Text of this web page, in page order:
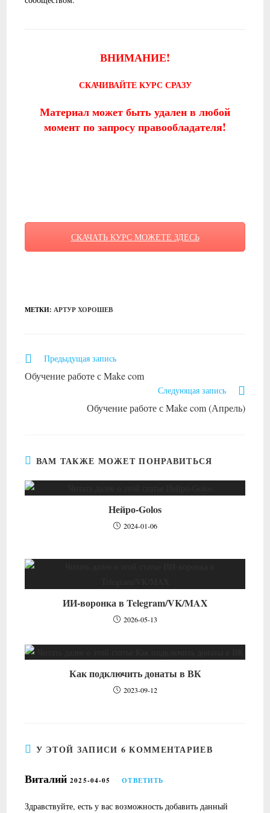
ВНИМАНИЕ!
СКАЧИВАЙТЕ КУРС СРАЗУ
Материал может быть удален в любой
момент по запросу правообладателя!
СКАЧАТЬ КУРС МОЖЕТЕ ЗДЕСЬ
МЕТКИ:АРТУР ХОРОШЕВ
Читать
статьи
Предыдущая запись
Обучение работе с Make com
Следующая запись
Обучение работе с Make com (Апрель)
ВАМ ТАКЖЕ МОЖЕТ ПОНРАВИТЬСЯ
Нейро-Golos
2024-01-06
ИИ-воронка в Telegram/VK/MAX
2026-05-13
Как подключить донаты в ВК
2023-09-12
У ЭТОЙ ЗАПИСИ 6 КОММЕНТАРИЕВ
Виталий2025-04-05 ОТВЕТИТЬ
Здравствуйте, есть у вас возможность добавить данный